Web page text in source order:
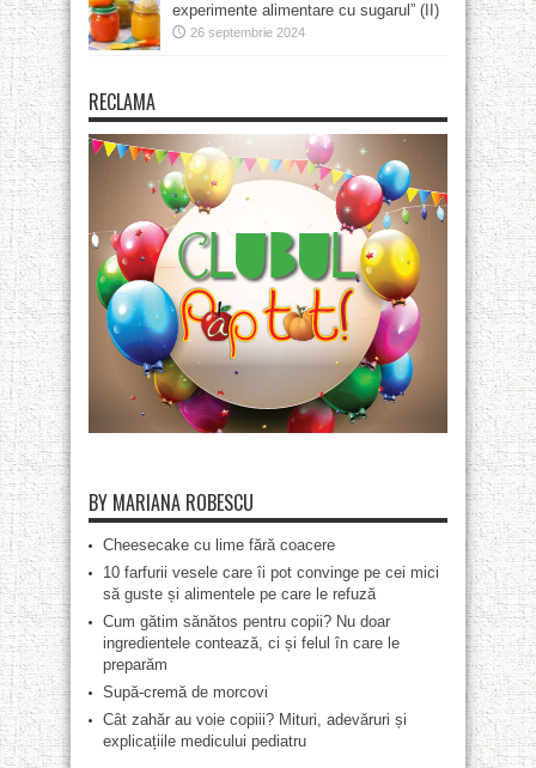
experimente alimentare cu sugarul” (II)
26 septembrie 2024
RECLAMA
BY MARIANA ROBESCU
Cheesecake cu lime fără coacere
10 farfurii vesele care îi pot convinge pe cei mici
să guste și alimentele pe care le refuză
Cum gătim sănătos pentru copii? Nu doar
ingredientele contează, ci și felul în care le
preparăm
Supă-cremă de morcovi
Cât zahăr au voie copiii? Mituri, adevăruri și
explicațiile medicului pediatru